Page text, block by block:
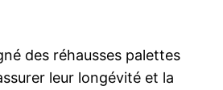
des réhausses palettes
leur longévité et la